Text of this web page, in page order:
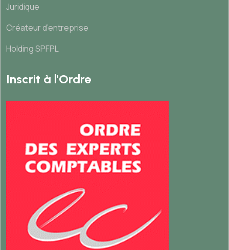
Juridique
Créateur d’entreprise
Holding SPFPL
Inscrit à l'Ordre